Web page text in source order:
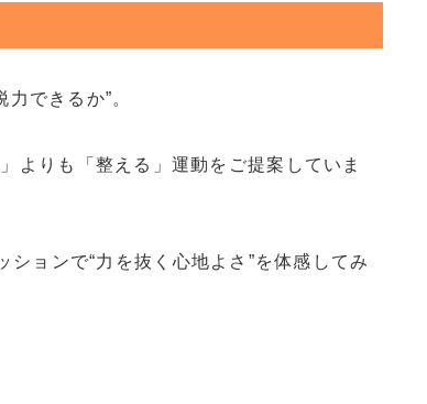
できるか”。
よりも「整える」運動をご提案していま
ョンで“力を抜く心地よさ”を体感してみ